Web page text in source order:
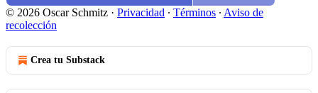
© 2026 Oscar Schmitz · Privacidad ∙ Términos ∙ Aviso de
recolección
Crea tu Substack